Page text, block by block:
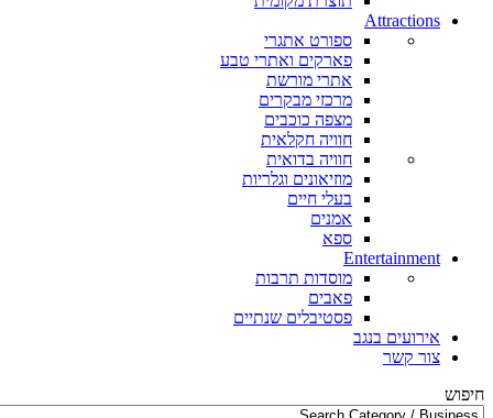
Attractions
ספורט אתגרי
פארקים ואתרי טבע
אתרי מורשת
מרכזי מבקרים
מצפה כוכבים
חוויה חקלאית
חוויה בדואית
מוזיאונים וגלריות
בעלי חיים
אמנים
ספא
Entertainment
מוסדות תרבות
פאבים
פסטיבלים שנתיים
אירועים בנגב
צור קשר
חיפוש